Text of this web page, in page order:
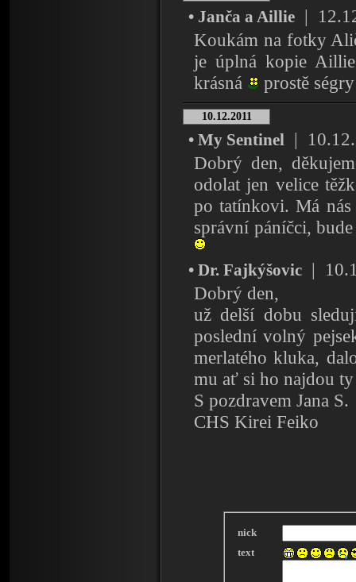
• Janča a Aillie |
Koukám na fotky
je úplná kopie
krásná
prostě
10.12.2011
• My Sentinel |
Dobrý den,
odolat jen velice
po tatínkovi. Má
správní páníčci,
• Dr. Fajkýšovic |
Dobrý den,
už delší dobu
poslední volný
merlatého kluka,
mu ať si ho najdou
S pozdravem Jana S.
CHS Kirei Feiko
nick
text